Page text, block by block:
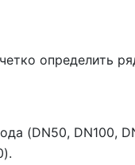
определить
(DN50, DN100,